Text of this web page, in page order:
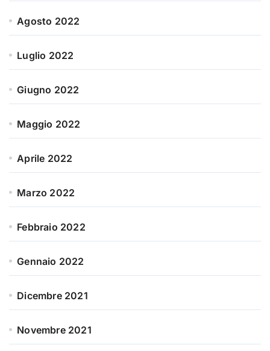
Agosto 2022
Luglio 2022
Giugno 2022
Maggio 2022
Aprile 2022
Marzo 2022
Febbraio 2022
Gennaio 2022
Dicembre 2021
Novembre 2021